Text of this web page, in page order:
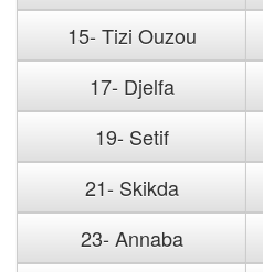
15- Tizi Ouzou
17- Djelfa
19- Setif
21- Skikda
23- Annaba